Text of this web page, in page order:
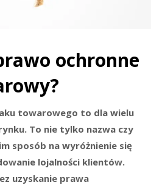
ochronne
towarowego to dla wielu
To nie tylko nazwa czy
sposób na wyróżnienie się
lojalności klientów.
uzyskanie prawa